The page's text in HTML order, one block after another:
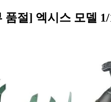
품절] 엑시스 모델